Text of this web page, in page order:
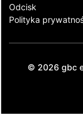
Odcisk
Polityka
© 2026 gbc